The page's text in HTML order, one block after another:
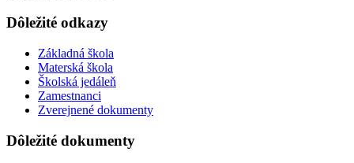
Dôležité odkazy
Základná škola
Materská škola
Školská jedáleň
Zamestnanci
Zverejnené dokumenty
Dôležité dokumenty